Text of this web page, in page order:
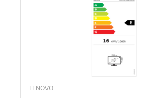
LENOVO